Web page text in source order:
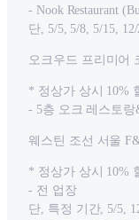
- Nook Restaurant
단, 5/5, 5/8, 5/15,
오크우드 프리미어
* 정상가 상시 10%
- 5층 오크 레스토
웨스틴 조선 서울
* 정상가 상시 10%
- 전 업장
단, 특정 기간, 5/5,